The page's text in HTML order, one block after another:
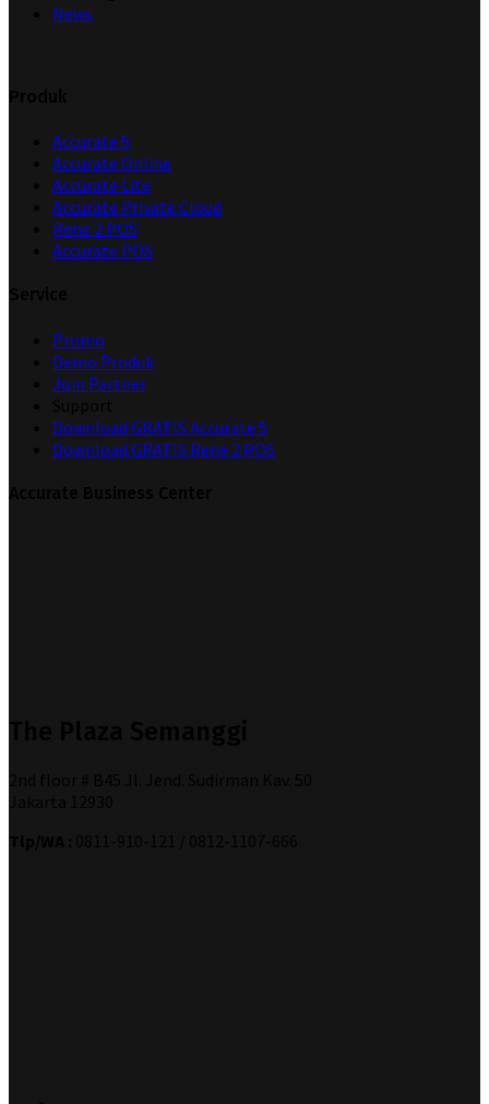
News
Accurate 5
Accurate Online
Accurate Lite
Accurate Private Cloud
Rene 2 POS
Accurate POS
Promo
Demo Produk
Join Partner
Download GRATIS Accurate 5
Download GRATIS Rene 2 POS